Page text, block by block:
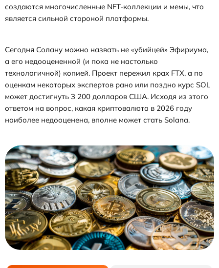
создаются многочисленные NFT-коллекции и мемы, что
является сильной стороной платформы.
Сегодня Солану можно назвать не «убийцей» Эфириума,
а его недооцененной (и пока не настолько
технологичной) копией. Проект пережил крах FTX, а по
оценкам некоторых экспертов рано или поздно курс SOL
может достигнуть 3 200 долларов США. Исходя из этого
ответом на вопрос, какая криптовалюта в 2026 году
наиболее недооценена, вполне может стать Solana.